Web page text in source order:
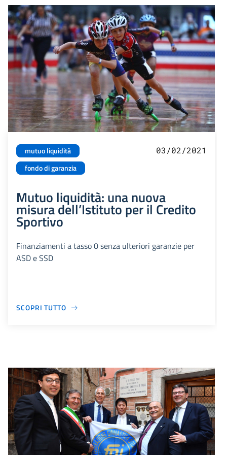
mutuo liquidità
fondo di garanzia
03/02/2021
Mutuo liquidità: una nuova
misura dell’Istituto per il Credito
Sportivo
Finanziamenti a tasso 0 senza ulteriori garanzie per
ASD e SSD
SCOPRI TUTTO